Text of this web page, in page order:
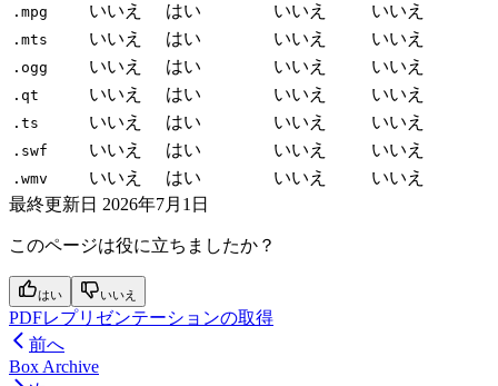
.mpg いいえ はい いいえ いいえ
.mts いいえ はい いいえ いいえ
.ogg いいえ はい いいえ いいえ
.qt いいえ はい いいえ いいえ
.ts いいえ はい いいえ いいえ
.swf いいえ はい いいえ いいえ
.wmv いいえ はい いいえ
いいえ
最終更新日 2026年7月1日
このページは役に立ちましたか？
はい いいえ
PDFレプリゼンテーションの取得
前へ
Box Archive